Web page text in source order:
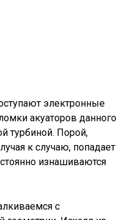
электронные
акуаторов данного
турбиной. Порой,
к случаю, попадает
изнашиваются
с